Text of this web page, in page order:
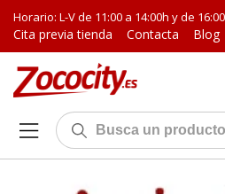
Horario: L-V de 11:00 a 14:00h y de
Cita previa tienda Contacta Blog